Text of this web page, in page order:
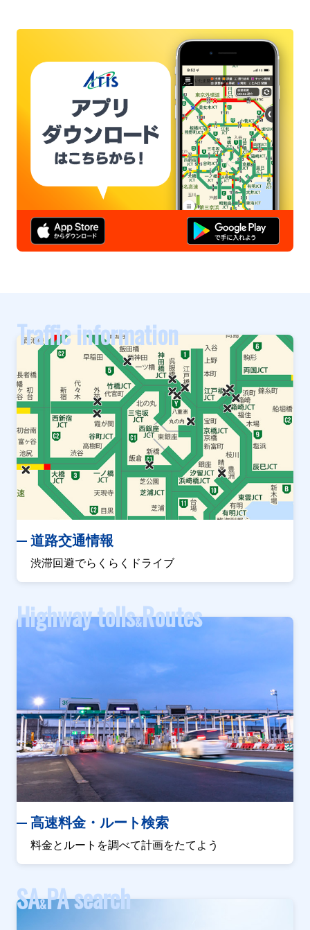
Traffic information
道路交通情報
渋滞回避でらくらくドライブ
Highway tolls&Routes
高速料金・ルート検索
料金とルートを調べて計画をたてよう
SA&PA search